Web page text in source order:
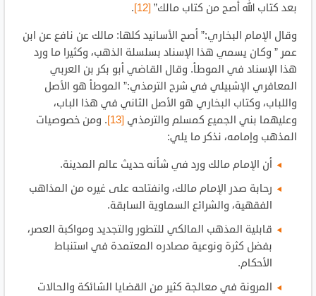
بعد كتاب الله أصح من كتاب مالك” [12]
.
وقال الإمام البخاري:” أصح الأسانيد كلها: مالك عن نافع عن ابن
عمر ” وكان يسمي هذا الإسناد بسلسلة الذهب، وكثيرا ما ورد
هذا الإسناد في الموطأ. وقال القاضي أبو بكر بن العربي
المعافري الإشبيلي في شرح الترمذي:” الموطأ هو الأصل
واللباب، وكتاب البخاري هو الأصل الثاني في هذا الباب،
وعليهما بني الجميع كمسلم والترمذي [13]
. ومن خصوصيات
المذهب وإمامه، نذكر ما يلي:
أن الإمام مالك ورد في شأنه حديث عالم المدينة.
رحابة صدر الإمام مالك، وانفتاحه على غيره من المذاهب
الفقهية، والشرائع السماوية السابقة.
قابلية المذهب المالكي للتطور والتجديد ومواكبة العصر،
بفضل كثرة ونوعية مصادره المعتمدة في استنباط
الأحكام.
المرونة في معالجة كثير من القضايا الشائكة والحالات